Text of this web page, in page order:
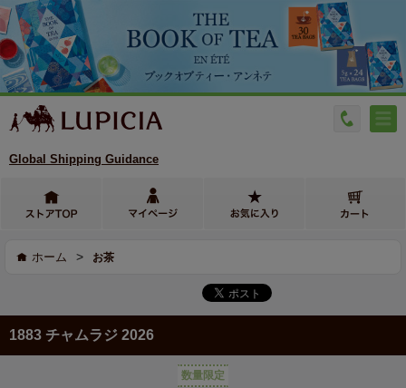
Global Shipping Guidance
ホーム > お茶
1883 チャムラジ 2026
数量限定